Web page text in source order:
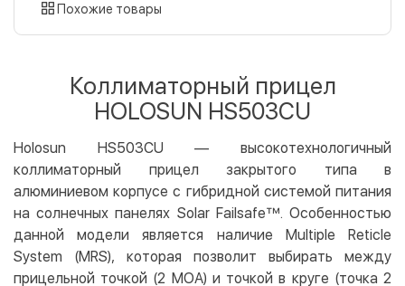
картой
LiqPay
Apple Pay
Google Pay
Безналичный расчет
Оплата на карту юр.лица
Оплата на счет юр.лица
Бесплатно
Кредит
Похожие товары
Коллиматорный прицел
HOLOSUN HS503CU
Holosun HS503CU — высокотехнологичный
коллиматорный прицел закрытого типа в
алюминиевом корпусе с гибридной системой питания
на солнечных панелях Solar Failsafe™. Особенностью
данной модели является наличие Multiple Reticle
System (MRS), которая позволит выбирать между
прицельной точкой (2 МОА) и точкой в круге (точка 2